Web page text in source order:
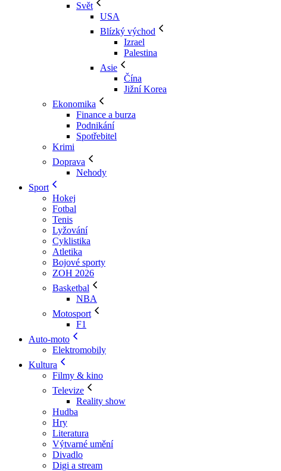
Svět
USA
Blízký východ
Izrael
Palestina
Asie
Čína
Jižní Korea
Ekonomika
Finance a burza
Podnikání
Spotřebitel
Krimi
Doprava
Nehody
Sport
Hokej
Fotbal
Tenis
Lyžování
Cyklistika
Atletika
Bojové sporty
ZOH 2026
Basketbal
NBA
Motosport
F1
Auto-moto
Elektromobily
Kultura
Filmy & kino
Televize
Reality show
Hudba
Hry
Literatura
Výtvarné umění
Divadlo
Digi a stream